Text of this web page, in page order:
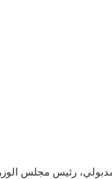
رئيس مجلس